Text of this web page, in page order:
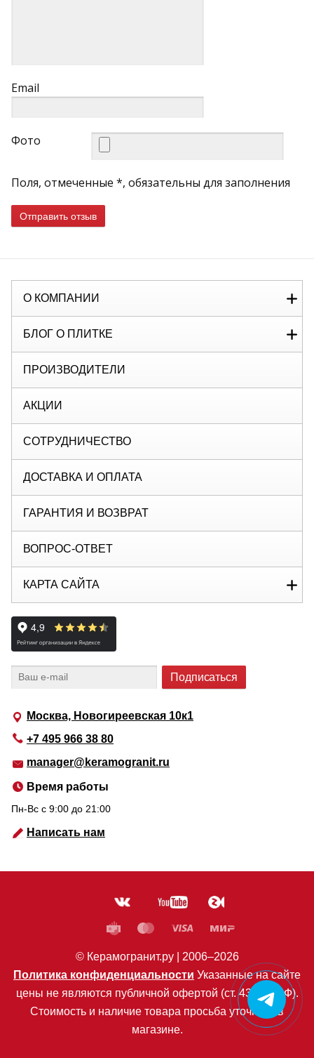
Email
Фото
Поля, отмеченные *, обязательны для заполнения
Отправить отзыв
Москва, Новогиреевская 10к1
+7 495 966 38 80
manager@keramogranit.ru
Время работы
Пн-Вс c 9:00 до 21:00
Написать нам
О КОМПАНИИ
БЛОГ О ПЛИТКЕ
ПРОИЗВОДИТЕЛИ
АКЦИИ
СОТРУДНИЧЕСТВО
ДОСТАВКА И ОПЛАТА
ГАРАНТИЯ И ВОЗВРАТ
ВОПРОС-ОТВЕТ
КАРТА САЙТА
© Керамогранит.ру | 2006–2026
Политика конфиденциальности Указанные на сайте
цены не являются публичной офертой (ст. 435 ГК РФ).
Стоимость и наличие товара просьба уточнять в
магазине.